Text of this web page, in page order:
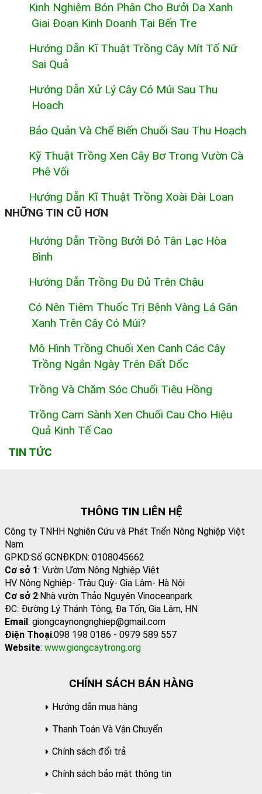
Kinh Nghiệm Bón Phân Cho Bưởi Da Xanh
Giai Đoạn Kinh Doanh Tại Bến Tre
Hướng Dẫn Kĩ Thuật Trồng Cây Mít Tố Nữ
Sai Quả
Hướng Dẫn Xử Lý Cây Có Múi Sau Thu
Hoạch
Bảo Quản Và Chế Biến Chuối Sau Thu Hoạch
Kỹ Thuật Trồng Xen Cây Bơ Trong Vườn Cà
Phê Vối
Hướng Dẫn Kĩ Thuật Trồng Xoài Đài Loan
NHỮNG TIN CŨ HƠN
Hướng Dẫn Trồng Bưởi Đỏ Tân Lạc Hòa
Bình
Hướng Dẫn Trồng Đu Đủ Trên Chậu
Có Nên Tiêm Thuốc Trị Bệnh Vàng Lá Gân
Xanh Trên Cây Có Múi?
Mô Hình Trồng Chuối Xen Canh Các Cây
Trồng Ngắn Ngày Trên Đất Dốc
Trồng Và Chăm Sóc Chuối Tiêu Hồng
Trồng Cam Sành Xen Chuối Cau Cho Hiệu
Quả Kinh Tế Cao
TIN TỨC
THÔNG TIN LIÊN HỆ
Công ty TNHH Nghiên Cứu và Phát Triển Nông Nghiệp Việt
Nam
GPKD:Số GCNĐKDN: 0108045662
Cơ sở 1: Vườn Ươm Nông Nghiệp Việt
HV Nông Nghiệp- Trâu Quỳ- Gia Lâm- Hà Nội
Cơ sở 2:Nhà vườn Thảo Nguyên Vinoceanpark
ĐC: Đường Lý Thánh Tông, Đa Tốn, Gia Lâm, HN
Email: giongcaynongnghiep@gmail.com
Điện Thoại:098 198 0186 - 0979 589 557
Website: www.giongcaytrong.org
CHÍNH SÁCH BÁN HÀNG
Hướng dẫn mua hàng
Thanh Toán Và Vận Chuyển
Chính sách đổi trả
Chính sách bảo mật thông tin